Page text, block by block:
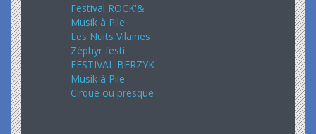
Festival ROCK'&
Musik à Pile
Les Nuits Vilaines
Zéphyr festi
FESTIVAL BERZYK
Musik à Pile
Cirque ou presque